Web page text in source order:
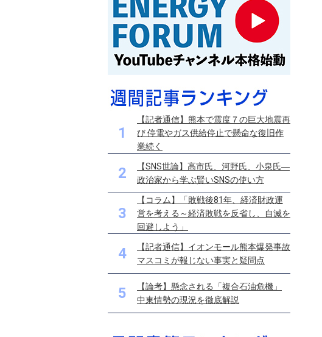
1
【記者通信】熊本で震度７の巨大地震再
び 停電やガス供給停止で懸命な復旧作
業続く
2
【SNS世論】高市氏、河野氏、小泉氏―
政治家から学ぶ賢いSNSの使い方
3
【コラム】「敗戦後81年、経済財政運
営を考える～経済敗戦を反省し、自滅を
回避しよう」
4
【記者通信】イオンモール熊本爆発事故
マスコミが報じない事実と疑問点
5
【論考】懸念される「複合石油危機」
中東情勢の現況を徹底解説